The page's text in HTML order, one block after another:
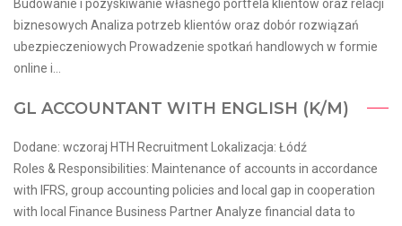
Budowanie i pozyskiwanie własnego portfela klientów oraz relacji
biznesowych Analiza potrzeb klientów oraz dobór rozwiązań
ubezpieczeniowych Prowadzenie spotkań handlowych w formie
online i...
GL ACCOUNTANT WITH ENGLISH (K/M)
Dodane: wczoraj HTH Recruitment Lokalizacja: Łódź
Roles & Responsibilities: Maintenance of accounts in accordance
with IFRS, group accounting policies and local gap in cooperation
with local Finance Business Partner Analyze financial data to